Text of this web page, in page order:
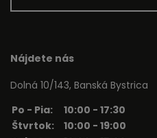
Nájdete nás
Dolná 10/143, Banská Bystrica
Po - Pia:
10:00 - 17:30
Štvrtok:
10:00 - 19:00